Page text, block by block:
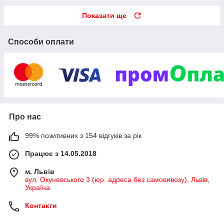
Показати ще
Способи оплати
Про нас
99% позитивних з 154 відгуків за рік
Працює з 14.05.2018
м. Львів
вул. Окуневського 3 (юр. адреса без самовивозу), Львів,
Україна
Контакти